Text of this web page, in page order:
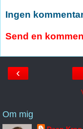
Ingen
Send en
‹
Om mig